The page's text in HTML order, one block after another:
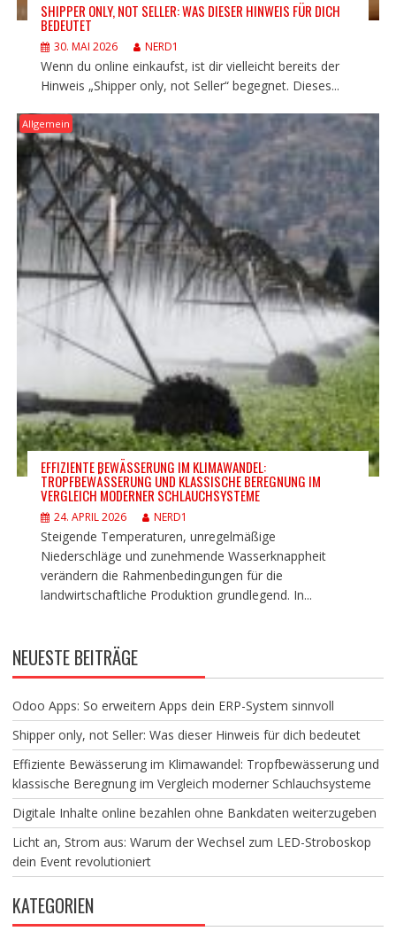
SHIPPER ONLY, NOT SELLER: WAS DIESER HINWEIS FÜR DICH
BEDEUTET
30. MAI 2026 NERD1
Wenn du online einkaufst, ist dir vielleicht bereits der
Hinweis „Shipper only, not Seller“ begegnet. Dieses...
Allgemein
EFFIZIENTE BEWÄSSERUNG IM KLIMAWANDEL:
TROPFBEWÄSSERUNG UND KLASSISCHE BEREGNUNG IM
VERGLEICH MODERNER SCHLAUCHSYSTEME
24. APRIL 2026 NERD1
Steigende Temperaturen, unregelmäßige
Niederschläge und zunehmende Wasserknappheit
verändern die Rahmenbedingungen für die
landwirtschaftliche Produktion grundlegend. In...
NEUESTE BEITRÄGE
Odoo Apps: So erweitern Apps dein ERP-System sinnvoll
Shipper only, not Seller: Was dieser Hinweis für dich bedeutet
Effiziente Bewässerung im Klimawandel: Tropfbewässerung und
klassische Beregnung im Vergleich moderner Schlauchsysteme
Digitale Inhalte online bezahlen ohne Bankdaten weiterzugeben
Licht an, Strom aus: Warum der Wechsel zum LED-Stroboskop
dein Event revolutioniert
KATEGORIEN